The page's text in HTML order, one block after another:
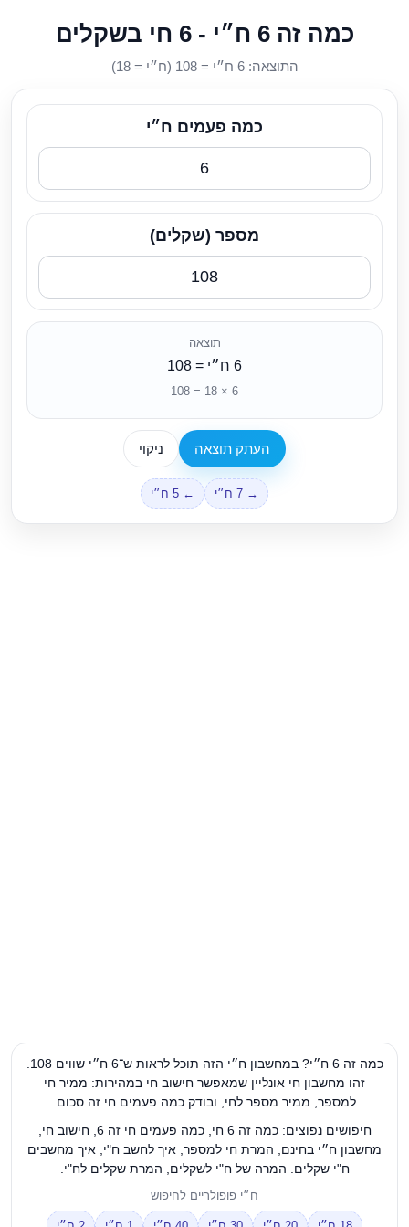
כמה זה 6 ח״י - 6 חי בשקלים
התוצאה: 6 ח״י = 108 (ח״י = 18)
כמה פעמים ח״י
מספר (שקלים)
תוצאה
6 ח״י = 108
6 × 18 = 108
העתק תוצאה ניקוי
→ 7 ח״י ← 5 ח״י
זהו מחשבון חי אונליין שמאפשר חישוב חי במהירות: ממיר חי
למספר, ממיר מספר לחי, ובודק כמה פעמים חי זה סכום.
חיפושים נפוצים: כמה זה 6 חי, כמה פעמים חי זה 6, חישוב חי,
מחשבון ח״י בחינם, המרת חי למספר, איך לחשב ח"י, איך מחשבים
ח"י שקלים. המרה של ח"י לשקלים, המרת שקלים לח"י.
ח״י פופולריים לחיפוש